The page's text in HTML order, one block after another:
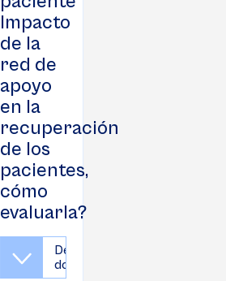
Impacto
de la
red de
apoyo
en la
recuperación
de los
pacientes,
cómo
evaluarla?
Descargar
documento